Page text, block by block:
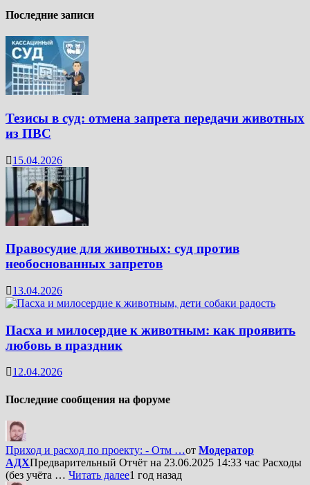
Последние записи
Тезисы в суд: отмена запрета передачи животных
из ПВС
15.04.2026
Правосудие для животных: суд против
необоснованных запретов
13.04.2026
Пасха и милосердие к животным: как проявить
любовь в праздник
12.04.2026
Последние сообщения на форуме
Приход и расход по проекту: - Отм …от Модератор
АДХПредварительный Отчёт на 23.06.2025 14:33 час Расходы
(без учёта … Читать далее1 год назад